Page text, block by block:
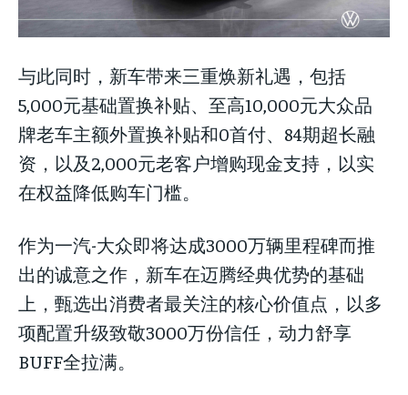
LIFESTYLE
LIFESTYLE
LIFESTYLE
与此同时，新车带来三重焕新礼遇，包括
5,000元基础置换补贴、至高10,000元大众品
牌老车主额外置换补贴和0首付、84期超长融
资，以及2,000元老客户增购现金支持，以实
在权益降低购车门槛。
作为一汽-大众即将达成3000万辆里程碑而推
出的诚意之作，新车在迈腾经典优势的基础
上，甄选出消费者最关注的核心价值点，以多
项配置升级致敬3000万份信任，动力舒享
BUFF全拉满。